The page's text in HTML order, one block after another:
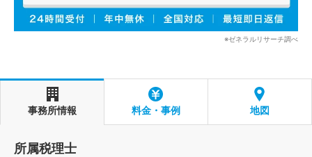
※ゼネラルリサーチ調べ
事務所情報 料金・事例 地図
所属税理士